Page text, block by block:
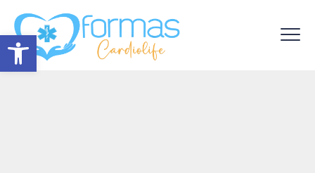
Abrir barra de herramientas